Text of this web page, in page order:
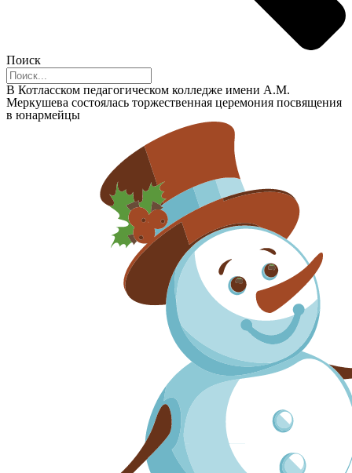
Поиск
В Котласском педагогическом колледже имени А.М.
Меркушева состоялась торжественная церемония посвящения
в юнармейцы